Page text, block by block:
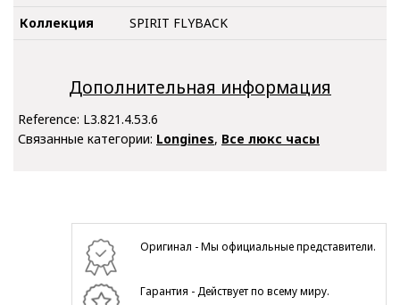
Коллекция
SPIRIT FLYBACK
Дополнительная информация
Reference: L3.821.4.53.6
Связанные категории: Longines, Все люкс часы
Оригинал - Мы официальные представители.
Гарантия - Действует по всему миру.